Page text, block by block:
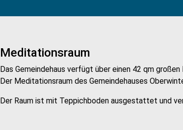
Meditationsraum
Das Gemeindehaus verfügt über einen 42 qm
Der Meditationsraum des Gemeindehauses
Der Raum ist mit Teppichboden ausgestattet und